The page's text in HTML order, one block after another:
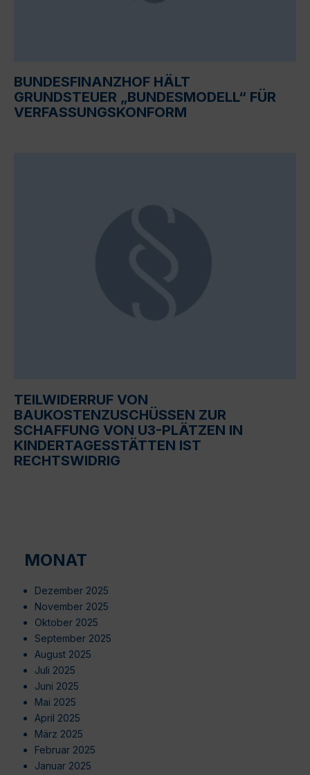
BUNDESFINANZHOF HÄLT
GRUNDSTEUER „BUNDESMODELL“ FÜR
VERFASSUNGSKONFORM
TEILWIDERRUF VON
BAUKOSTENZUSCHÜSSEN ZUR
SCHAFFUNG VON U3-PLÄTZEN IN
KINDERTAGESSTÄTTEN IST
RECHTSWIDRIG
MONAT
Dezember 2025
November 2025
Oktober 2025
September 2025
August 2025
Juli 2025
Juni 2025
Mai 2025
April 2025
März 2025
Februar 2025
Januar 2025